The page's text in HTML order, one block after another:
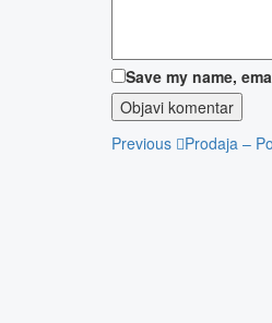
Save my name,
Navigacija
Previous
Previous Prodaja –